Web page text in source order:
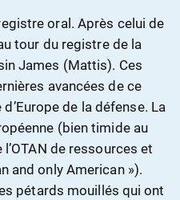
oral. Après celui de
tour du registre de la
James (Mattis). Ces
avancées de ce
de la défense. La
(bien timide au
de ressources et
and only American »).
pétards mouillés qui ont